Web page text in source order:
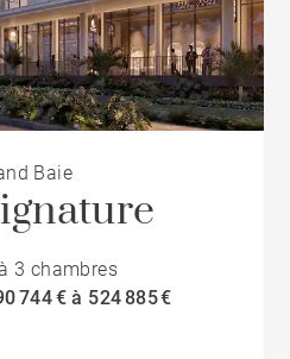
Baie
3 chambres
744 € à 524 885 €